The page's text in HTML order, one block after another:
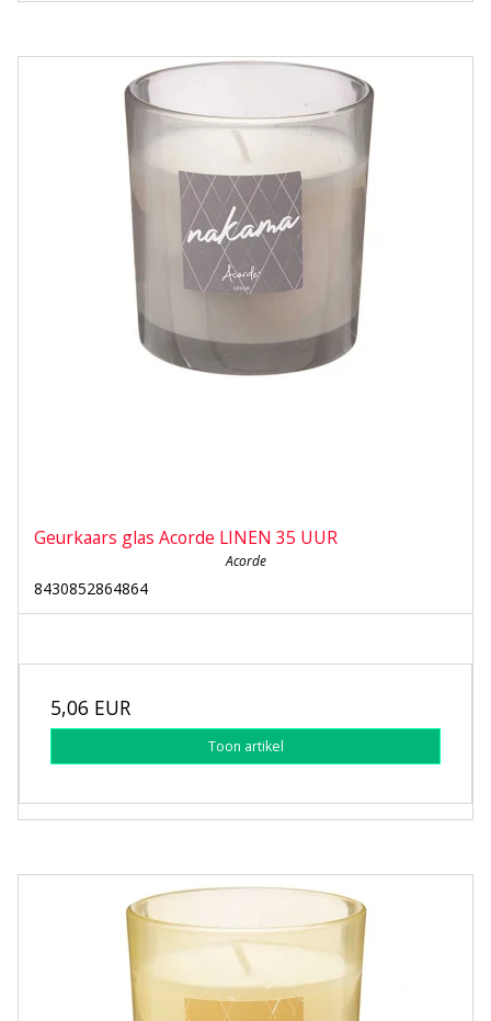
Geurkaars glas Acorde LINEN 35 UUR
Acorde
8430852864864
5,06 EUR
Toon artikel